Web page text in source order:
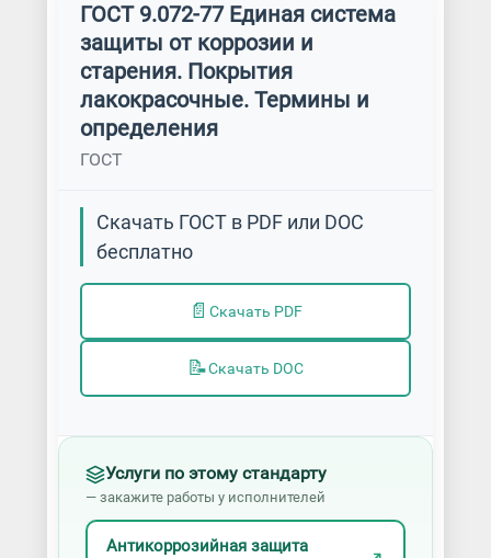
ГОСТ 9.072-77 Единая система
защиты от коррозии и
старения. Покрытия
лакокрасочные. Термины и
определения
ГОСТ
Скачать ГОСТ в PDF или DOC
бесплатно
📄 Скачать PDF
📝Скачать DOC
Услуги по этому стандарту
— закажите работы у исполнителей
Антикоррозийная защита